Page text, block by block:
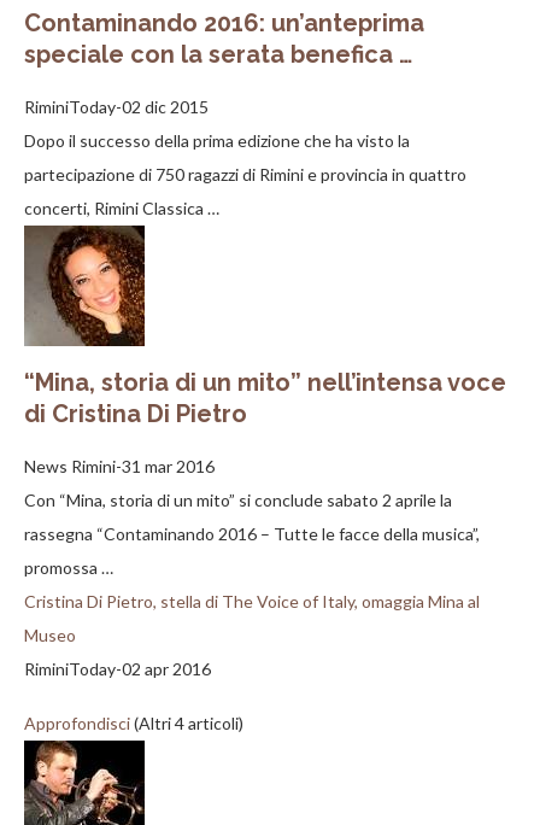
Contaminando 2016: un’anteprima
speciale con la serata benefica …
RiminiToday-02 dic 2015
Dopo il successo della prima edizione che ha visto la
partecipazione di 750 ragazzi di Rimini e provincia in quattro
concerti, Rimini Classica …
“Mina, storia di un mito” nell’intensa voce
di Cristina Di Pietro
News Rimini-31 mar 2016
Con “Mina, storia di un mito” si conclude sabato 2 aprile la
rassegna “Contaminando 2016 – Tutte le facce della musica”,
promossa …
Cristina Di Pietro, stella di The Voice of Italy, omaggia Mina al
Museo
RiminiToday-02 apr 2016
Approfondisci(Altri 4 articoli)